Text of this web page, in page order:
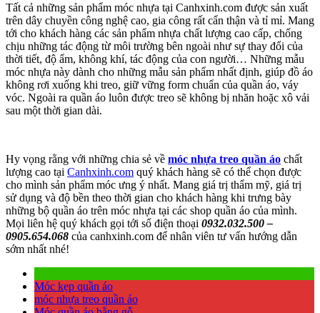
Tất cả những sản phẩm móc nhựa tại Canhxinh.com được sản xuất
trên dây chuyền công nghệ cao, gia công rất cẩn thận và tỉ mỉ. Mang
tới cho khách hàng các sản phẩm nhựa chất lượng cao cấp, chống
chịu những tác động từ môi trường bên ngoài như sự thay đổi của
thời tiết, độ ẩm, không khí, tác động của con người… Những mẫu
móc nhựa này dành cho những mẫu sản phẩm nhất định, giúp đồ áo
không rơi xuống khi treo, giữ vững form chuẩn của quần áo, váy
vóc. Ngoài ra quần áo luôn được treo sẽ không bị nhăn hoặc xô vải
sau một thời gian dài.
Hy vọng rằng với những chia sẻ về móc nhựa treo quần áo chất
lượng cao tại Canhxinh.com quý khách hàng sẽ có thể chọn được
cho mình sản phẩm móc ưng ý nhất. Mang giá trị thẩm mỹ, giá trị
sử dụng và độ bền theo thời gian cho khách hàng khi trưng bày
những bộ quần áo trên móc nhựa tại các shop quần áo của mình.
Mọi liên hệ quý khách gọi tới số điện thoại 0932.032.500 –
0905.654.068 của canhxinh.com để nhân viên tư vấn hướng dẫn
sớm nhất nhé!
Móc kẹp quần áo
móc nhựa treo quần áo